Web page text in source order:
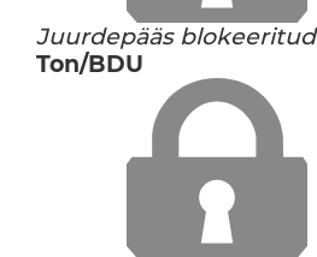
Juurdepääs blokeeritud
Ton/BDU